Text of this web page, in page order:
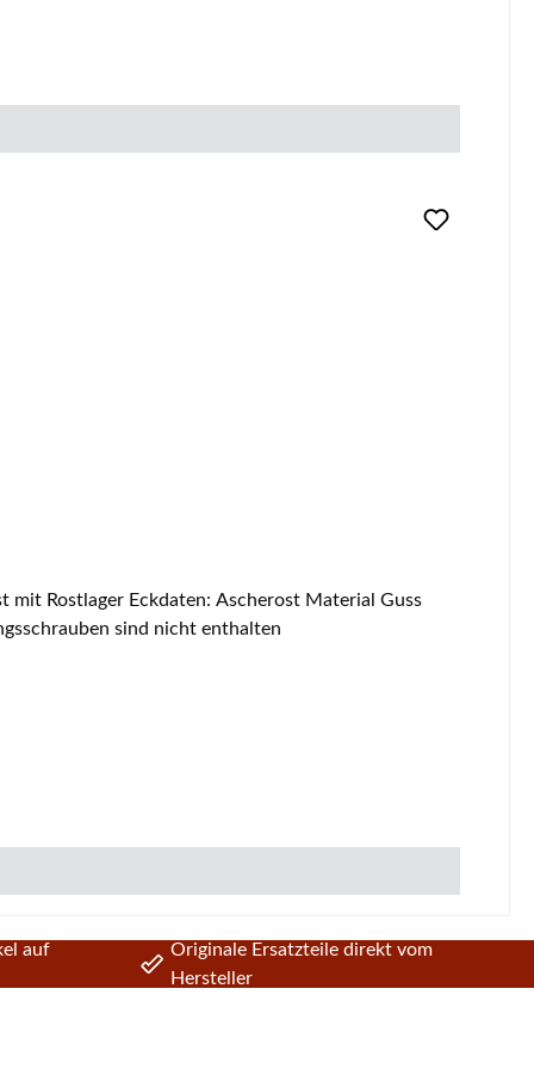
sind nicht enthalten
auf
Originale Ersatzteile direkt vom
Hersteller